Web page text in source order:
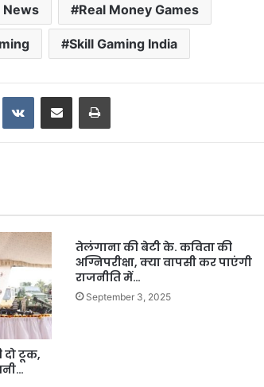
News Real Money Games
Skill Gaming India
VKontakteShare via Email Print
दो टूक,
तेलंगाना की बेटी के. कविता की
अग्निपरीक्षा, क्या वापसी कर पाएंगी
राजनीति में…
September 3, 2025